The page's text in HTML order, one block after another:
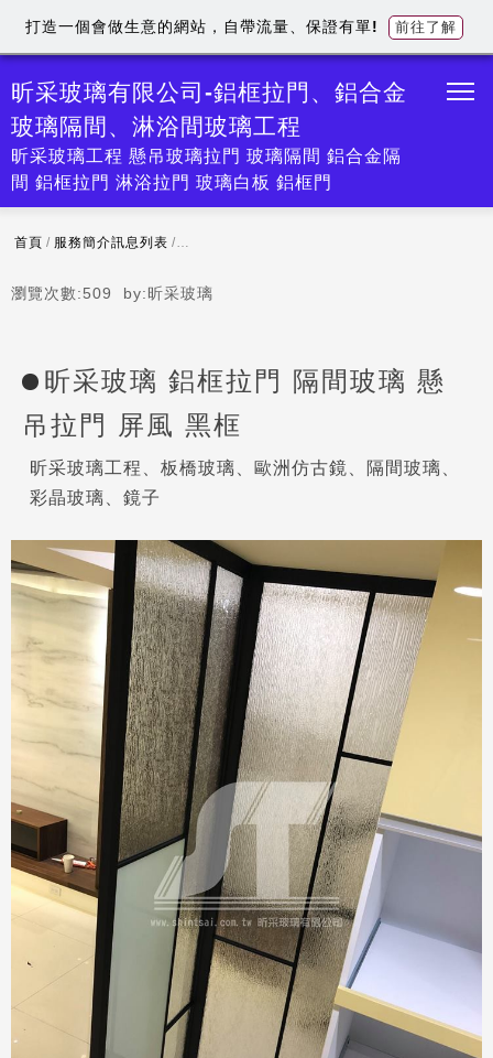
昕采玻璃有限公司-鋁框拉門、鋁合金
玻璃隔間、淋浴間玻璃工程
昕采玻璃工程 懸吊玻璃拉門 玻璃隔間 鋁合金隔
間 鋁框拉門 淋浴拉門 玻璃白板 鋁框門
首頁 / 服務簡介訊息列表 / 昕采玻璃 鋁框拉門 隔間玻璃 懸吊拉門 屏風 黑框
瀏覽次數:509 by:昕采玻璃
昕采玻璃 鋁框拉門 隔間玻璃 懸
吊拉門 屏風 黑框
昕采玻璃工程、板橋玻璃、歐洲仿古鏡、隔間玻璃、
彩晶玻璃、鏡子
打造一個會做生意的網站，自帶流量、保證有單! 前往了解